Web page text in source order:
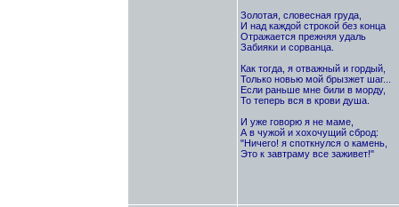
Золотая, словесная груда,
И над каждой строкой без конца
Отражается прежняя удаль
Забияки и сорванца.
Как тогда, я отважный и гордый,
Только новью мой брызжет шаг...
Если раньше мне били в морду,
То теперь вся в крови душа.
И уже говорю я не маме,
А в чужой и хохочущий сброд:
"Ничего! я споткнулся о камень,
Это к завтраму все заживет!"